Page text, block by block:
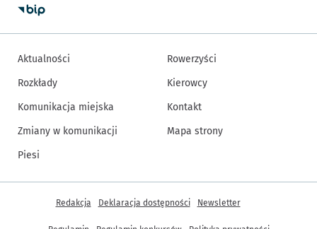
Aktualności
Rozkłady
Komunikacja miejska
Zmiany w komunikacji
Piesi
Rowerzyści
Kierowcy
Kontakt
Mapa strony
Inne informacje
Redakcja Deklaracja dostępności Newsletter